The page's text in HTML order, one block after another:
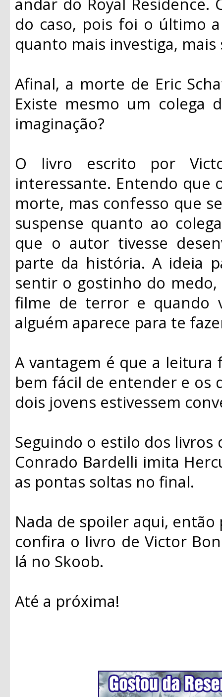
do caso, pois foi o último
quanto mais investiga,
Afinal, a morte de Eric
Existe mesmo um
imaginação?
O livro escrito por
interessante. Entendo que
morte, mas confesso que
suspense quanto ao
que o autor tivesse
parte da história. A ideia
sentir o gostinho do
filme de terror e quando
alguém aparece para te
A vantagem é que a
bem fácil de entender e os
dois jovens estivessem
Seguindo o estilo dos
Conrado Bardelli imita
as pontas soltas no final.
Nada de spoiler aqui,
confira o livro de Victor
lá no Skoob.
Até a próxima!